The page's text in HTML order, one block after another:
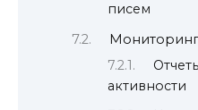
писем
Мониторинг
активности